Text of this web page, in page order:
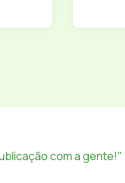
com a gente!"